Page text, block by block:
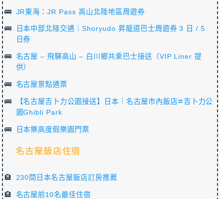
JR東海：JR Pass 高山北陸地區周遊券
日本中部北陸交通｜Shoryudo 昇龍道巴士周遊券 3 日 / 5
日券
名古屋 – 飛驒高山 – 白川鄉共乘巴士接送（VIP Liner 提
供）
名古屋景點通票
【名古屋吉卜力公園接送】日本｜名古屋市內飯店⮂吉卜力公
園Ghibli Park
日本樂高度假樂園門票
名古屋飯店住宿
230間日本名古屋飯店訂房推薦
名古屋前10名最佳住宿